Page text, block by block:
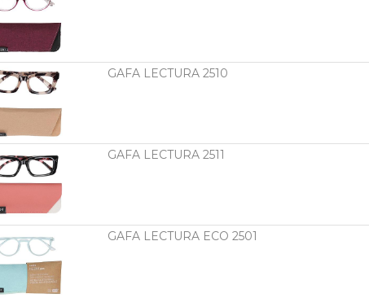
GAFA LECTURA 2510
GAFA LECTURA 2511
GAFA LECTURA ECO 2501